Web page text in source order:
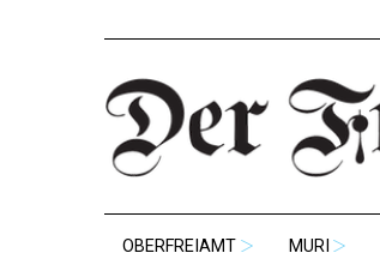
OBERFREIAMT MURI